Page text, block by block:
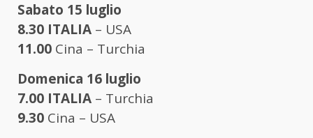
Sabato 15 luglio
8.30 ITALIA – USA
11.00 Cina – Turchia
Domenica 16 luglio
7.00 ITALIA – Turchia
9.30 Cina – USA